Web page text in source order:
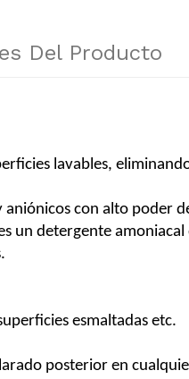
Del Producto
lavables,
aniónicos con alto poder
un detergente
esmaltadas etc.
posterior en